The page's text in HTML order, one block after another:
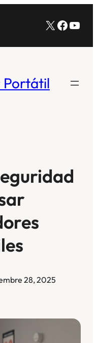
X
Portátil
28, 2025